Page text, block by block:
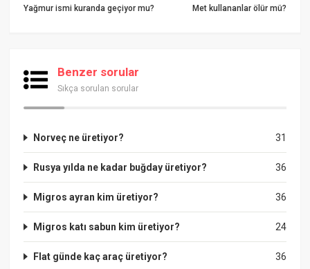
Yağmur ismi kuranda geçiyor mu? Met kullananlar ölür mü?
Benzer sorular
Sıkça sorulan sorular
31
Norveç ne üretiyor?
36
Rusya yılda ne kadar buğday üretiyor?
36
Migros ayran kim üretiyor?
24
Migros katı sabun kim üretiyor?
36
FIat günde kaç araç üretiyor?